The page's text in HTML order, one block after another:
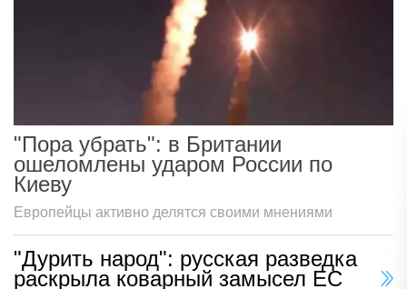
"Пора убрать": в Британии
ошеломлены ударом России по
Киеву
Европейцы активно делятся своими мнениями
"Дурить народ": русская разведка
раскрыла коварный замысел ЕС